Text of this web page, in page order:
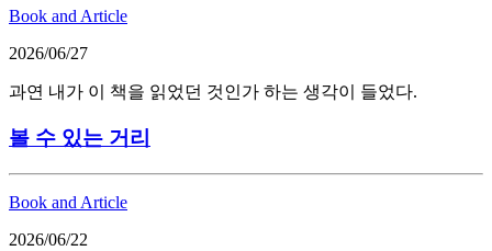
Book and Article
2026/06/27
과연 내가 이 책을 읽었던 것인가 하는 생각이 들었다.
볼 수 있는 거리
Book and Article
2026/06/22